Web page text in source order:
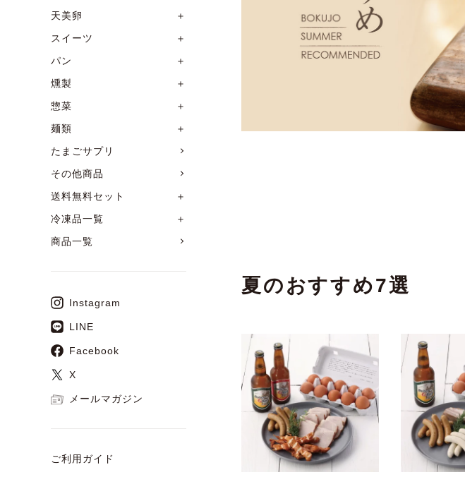
天美卵
＋
スイーツ
＋
パン
＋
燻製
＋
惣菜
＋
麺類
＋
たまごサプリ
その他商品
送料無料セット
＋
冷凍品一覧
＋
商品一覧
Instagram
LINE
Facebook
X
メールマガジン
ご利用ガイド
夏のおすすめ7選